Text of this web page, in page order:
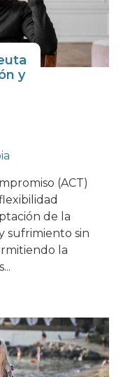
y
(ACT)
de la
sufrimiento sin
la